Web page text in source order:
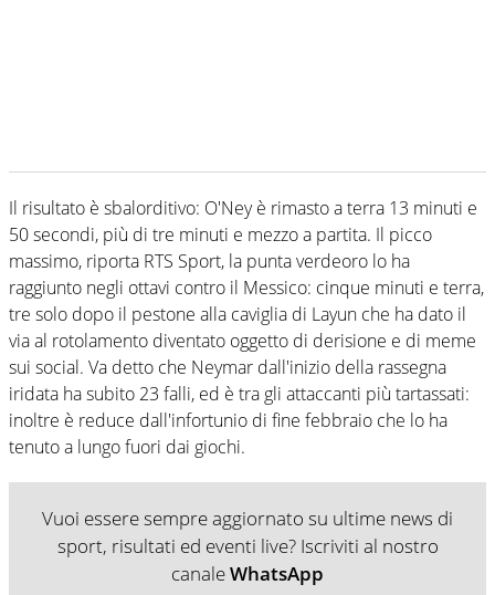
Il risultato è sbalorditivo: O'Ney è rimasto a terra 13 minuti e
50 secondi, più di tre minuti e mezzo a partita. Il picco
massimo, riporta RTS Sport, la punta verdeoro lo ha
raggiunto negli ottavi contro il Messico: cinque minuti e terra,
tre solo dopo il pestone alla caviglia di Layun che ha dato il
via al rotolamento diventato oggetto di derisione e di meme
sui social. Va detto che Neymar dall'inizio della rassegna
iridata ha subito 23 falli, ed è tra gli attaccanti più tartassati:
inoltre è reduce dall'infortunio di fine febbraio che lo ha
tenuto a lungo fuori dai giochi.
Vuoi essere sempre aggiornato su ultime news di
sport, risultati ed eventi live? Iscriviti al nostro
canaleWhatsApp